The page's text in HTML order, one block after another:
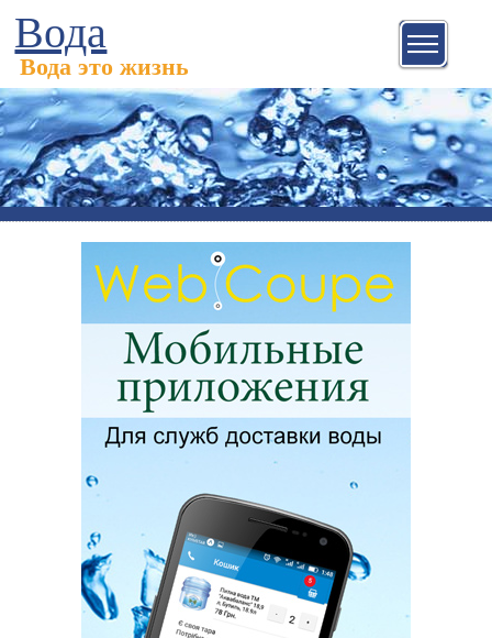
Вода
Вода это жизнь